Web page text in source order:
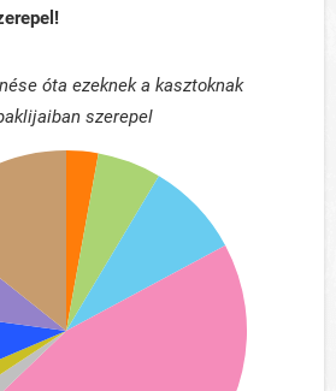
óta ezeknek a kasztoknak
szerepel